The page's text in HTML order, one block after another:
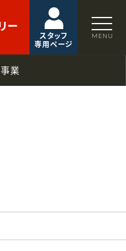
ー
スタッフ
専用ページ
業